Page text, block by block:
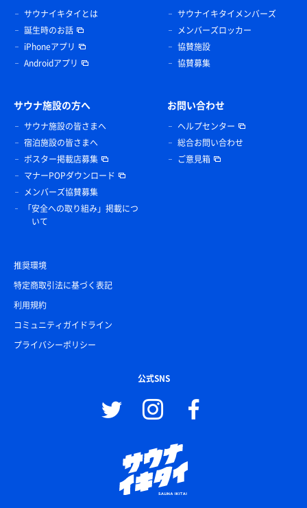
サウナイキタイとは
誕生時のお話
iPhoneアプリ
Androidアプリ
サウナイキタイメンバーズ
メンバーズロッカー
協賛施設
協賛募集
サウナ施設の方へ
サウナ施設の皆さまへ
宿泊施設の皆さまへ
ポスター掲載店募集
マナーPOPダウンロード
メンバーズ協賛募集
「安全への取り組み」掲載につ
いて
お問い合わせ
ヘルプセンター
総合お問い合わせ
ご意見箱
推奨環境
特定商取引法に基づく表記
利用規約
コミュニティガイドライン
プライバシーポリシー
公式SNS